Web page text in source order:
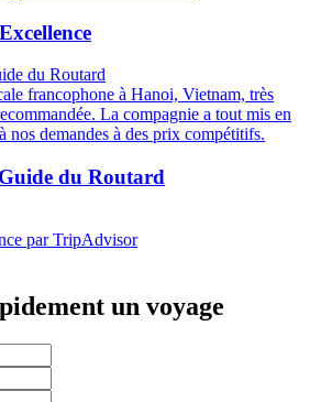
francophone à Hanoi, Vietnam, très
La compagnie a tout mis en
nos demandes à des prix compétitifs.
du Routard
un voyage